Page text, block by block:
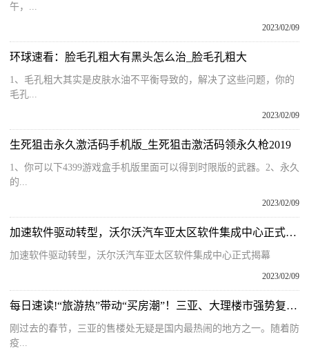
午，...
2023/02/09
环球速看：脸毛孔粗大有黑头怎么治_脸毛孔粗大
1、毛孔粗大其实是皮肤水油不平衡导致的，解决了这些问题，你的
毛孔...
2023/02/09
生死狙击永久激活码手机版_生死狙击激活码领永久枪2019
1、你可以下4399游戏盒手机版里面可以得到时限版的武器。2、永久
的...
2023/02/09
加速软件驱动转型，沃尔沃汽车亚太区软件集成中心正式揭幕
加速软件驱动转型，沃尔沃汽车亚太区软件集成中心正式揭幕
2023/02/09
每日速读!“旅游热”带动“买房潮”！三亚、大理楼市强势复苏，有中介为拉客给购房者报销住宿和机票
刚过去的春节，三亚的售楼处无疑是国内最热闹的地方之一。随着防
疫...